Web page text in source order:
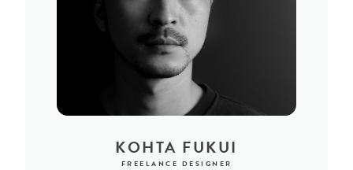
KOHTA FUKUI
FREELANCE DESIGNER